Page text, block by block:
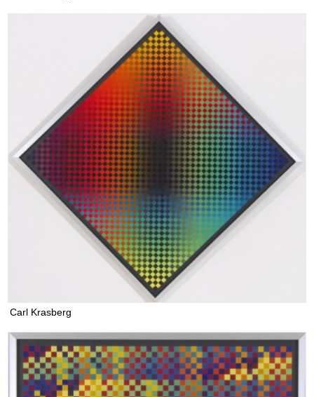
Carl Krasberg